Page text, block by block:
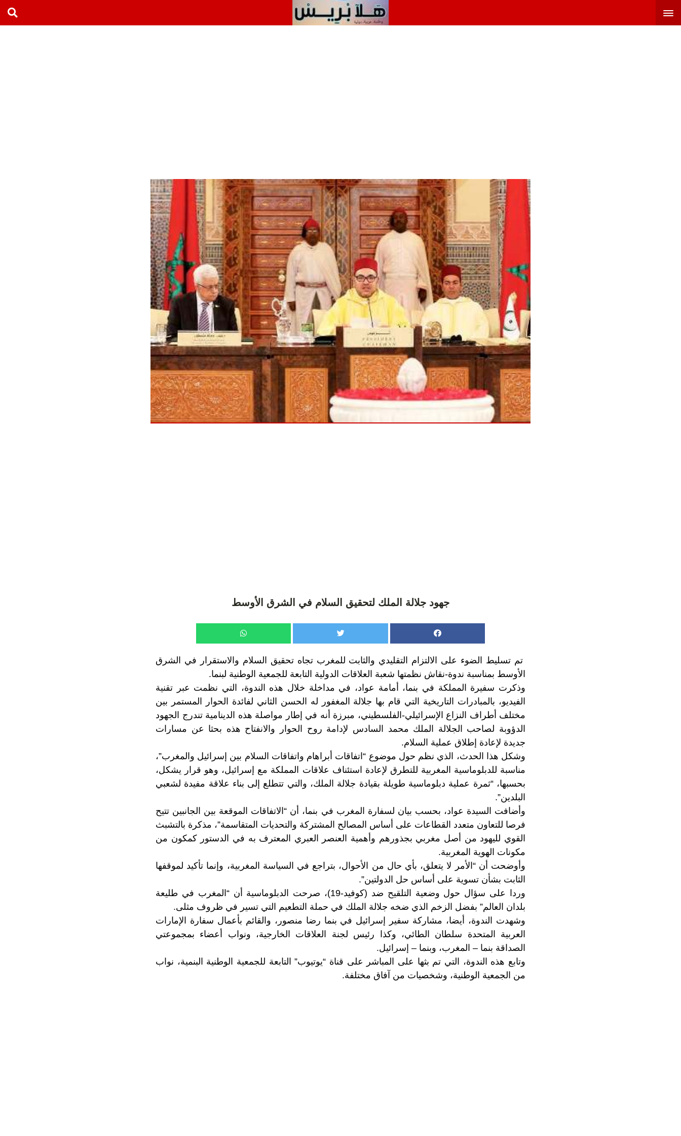
جهود جلالة الملك لتحقيق السلام في الشرق الأوسط
تم تسليط الضوء على الالتزام التقليدي والثابت للمغرب تجاه تحقيق السلام والاستقرار في الشرق
الأوسط بمناسبة ندوة-نقاش نظمتها شعبة العلاقات الدولية التابعة للجمعية الوطنية لبنما.
وذكرت سفيرة المملكة في بنما، أمامة عواد، في مداخلة خلال هذه الندوة، التي نظمت عبر تقنية
الفيديو، بالمبادرات التاريخية التي قام بها جلالة المغفور له الحسن الثاني لفائدة الحوار المستمر بين
مختلف أطراف النزاع الإسرائيلي-الفلسطيني، مبرزة أنه في إطار مواصلة هذه الدينامية تندرج الجهود
الدؤوبة لصاحب الجلالة الملك محمد السادس لإدامة روح الحوار والانفتاح هذه بحثا عن مسارات
جديدة لإعادة إطلاق عملية السلام.
وشكل هذا الحدث، الذي نظم حول موضوع “اتفاقات أبراهام واتفاقات السلام بين إسرائيل والمغرب”،
مناسبة للدبلوماسية المغربية للتطرق لإعادة استئناف علاقات المملكة مع إسرائيل، وهو قرار يشكل،
بحسبها، “ثمرة عملية دبلوماسية طويلة بقيادة جلالة الملك، والتي تتطلع إلى بناء علاقة مفيدة لشعبي
البلدين”.
وأضافت السيدة عواد، بحسب بيان لسفارة المغرب في بنما، أن “الاتفاقات الموقعة بين الجانبين تتيح
فرصا للتعاون متعدد القطاعات على أساس المصالح المشتركة والتحديات المتقاسمة”، مذكرة بالتشبث
القوي لليهود من أصل مغربي بجذورهم وأهمية العنصر العبري المعترف به في الدستور كمكون من
مكونات الهوية المغربية.
وأوضحت أن “الأمر لا يتعلق، بأي حال من الأحوال، بتراجع في السياسة المغربية، وإنما تأكيد لموقفها
الثابت بشأن تسوية على أساس حل الدولتين”.
وردا على سؤال حول وضعية التلقيح ضد (كوفيد-19)، صرحت الدبلوماسية أن “المغرب في طليعة
بلدان العالم” بفضل الزخم الذي ضخه جلالة الملك في حملة التطعيم التي تسير في ظروف مثلى.
وشهدت الندوة، أيضا، مشاركة سفير إسرائيل في بنما رضا منصور، والقائم بأعمال سفارة الإمارات
العربية المتحدة سلطان الطائي، وكذا رئيس لجنة العلاقات الخارجية، ونواب أعضاء بمجموعتي
الصداقة بنما – المغرب، وبنما – إسرائيل.
وتابع هذه الندوة، التي تم بثها على المباشر على قناة “يوتيوب” التابعة للجمعية الوطنية البنمية، نواب
من الجمعية الوطنية، وشخصيات من آفاق مختلفة.